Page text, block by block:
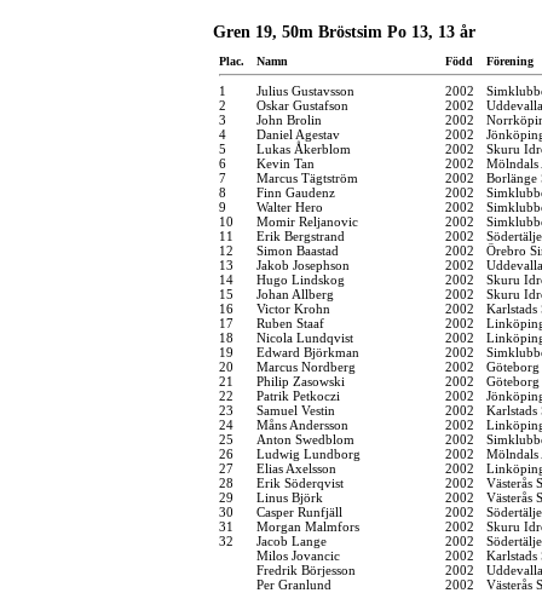
Gren 19, 50m Bröstsim Po 13, 13 år
Plac. Namn Född Förening
1 Julius Gustavsson 2002
2
Oskar Gustafson 2002
3
John Brolin 2002
4
Daniel Agestav 2002
5
Lukas Åkerblom 2002
Skuru
6
Kevin Tan 2002
Mölndals
7
Marcus Tägtström 2002
Borlänge
8
Finn Gaudenz 2002
9
Walter Hero 2002
10
Momir Reljanovic 2002
11
Erik Bergstrand 2002
12
Simon Baastad 2002
Örebro
13
Jakob Josephson 2002
14
Hugo Lindskog 2002
Skuru
15
Johan Allberg 2002
Skuru
16
Victor Krohn 2002
Karlstads
17
Ruben Staaf 2002
18
Nicola Lundqvist 2002
19
Edward Björkman 2002
20
Marcus Nordberg 2002
Göteborg
21
Philip Zasowski 2002
Göteborg
22
Patrik Petkoczi 2002
23
Samuel Vestin 2002
Karlstads
24
Måns Andersson 2002
25
Anton Swedblom 2002
26
Ludwig Lundborg 2002
Mölndals
27
Elias Axelsson 2002
28
Erik Söderqvist 2002
Västerås
29
Linus Björk 2002
Västerås
30
Casper Runfjäll 2002
31
Morgan Malmfors 2002
Skuru
32
Jacob Lange 2002
Milos Jovancic
2002
Karlstads
Fredrik Börjesson
2002
Per Granlund
2002 Västerås